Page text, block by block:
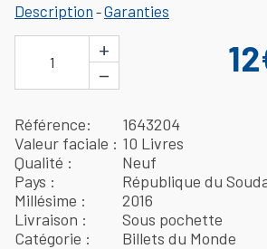
Description -Garanties
1
+
−
Référence
1643204
Valeur faciale
10 Livres
Qualité
Neuf
Pays
République du
Millésime
2016
Livraison
Sous pochette
Catégorie
Billets du Monde